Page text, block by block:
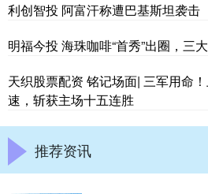
利创智投 阿富汗称遭巴基斯坦袭
明福今投 海珠咖啡“首秀”出圈，三
天织股票配资 铭记场面| 三军用命
速，斩获主场十五连胜
推荐资讯